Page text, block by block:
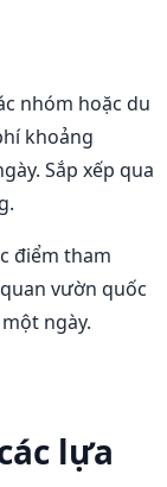
nhóm hoặc du
khoảng
Sắp xếp qua
điểm tham
vườn quốc
ngày.
lựa